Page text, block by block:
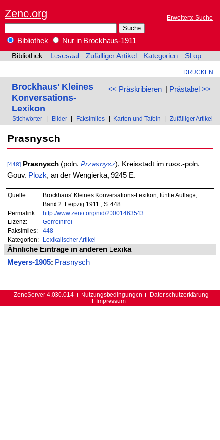
Zeno.org Erweiterte Suche
Bibliothek
Nur in Brockhaus-1911
Bibliothek
Lesesaal Zufälliger Artikel Kategorien Shop
DRUCKEN
<< Präskribieren| Prästabel >>
Brockhaus' Kleines
Konversations-
Lexikon
Stichwörter Bilder Faksimiles Karten und Tafeln Zufälliger Artikel
Prasnysch
[448] Prasnysch(poln. Przasnysz), Kreisstadt im russ.-poln.
Gouv. Plozk, an der Wengierka, 9245 E.
Quelle:
Brockhaus' Kleines Konversations-Lexikon, fünfte Auflage,
Band 2. Leipzig 1911., S. 448.
Permalink:
http://www.zeno.org/nid/20001463543
Lizenz:
Gemeinfrei
Faksimiles:
448
Kategorien:
Lexikalischer Artikel
Ähnliche Einträge in anderen Lexika
Meyers-1905: Prasnysch
ZenoServer 4.030.014 Nutzungsbedingungen
Datenschutzerklärung
Impressum